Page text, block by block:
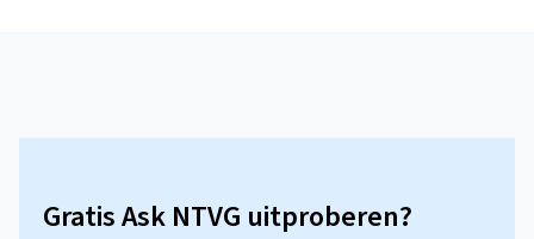
Gratis Ask NTVG uitproberen?